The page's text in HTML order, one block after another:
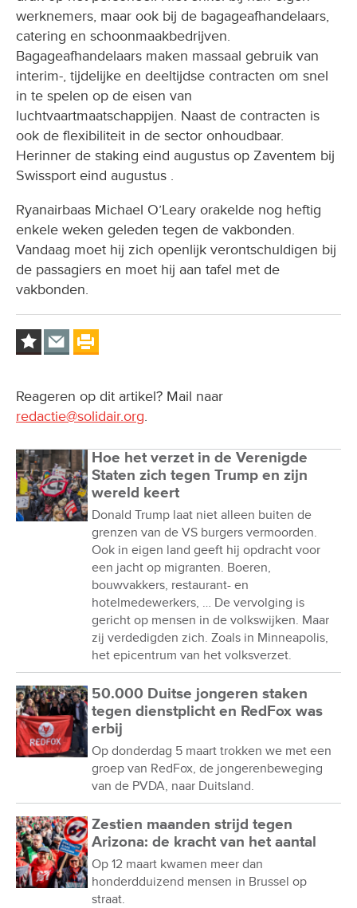
werknemers, maar ook bij de bagageafhandelaars,
catering en schoonmaakbedrijven.
Bagageafhandelaars maken massaal gebruik van
interim-, tijdelijke en deeltijdse contracten om snel
in te spelen op de eisen van
luchtvaartmaatschappijen. Naast de contracten is
ook de flexibiliteit in de sector onhoudbaar.
Herinner de staking eind augustus op Zaventem bij
Swissport eind augustus .
Ryanairbaas Michael O’Leary orakelde nog heftig
enkele weken geleden tegen de vakbonden.
Vandaag moet hij zich openlijk verontschuldigen bij
de passagiers en moet hij aan tafel met de
vakbonden.
Reageren op dit artikel? Mail naar
redactie@solidair.org.
Hoe het verzet in de Verenigde
Staten zich tegen Trump en zijn
wereld keert
Donald Trump laat niet alleen buiten de
grenzen van de VS burgers vermoorden.
Ook in eigen land geeft hij opdracht voor
een jacht op migranten. Boeren,
bouwvakkers, restaurant- en
hotelmedewerkers, … De vervolging is
gericht op mensen in de volkswijken. Maar
zij verdedigden zich. Zoals in Minneapolis,
het epicentrum van het volksverzet.
50.000 Duitse jongeren staken
tegen dienstplicht en RedFox was
erbij
Op donderdag 5 maart trokken we met een
groep van RedFox, de jongerenbeweging
van de PVDA, naar Duitsland.
Zestien maanden strijd tegen
Arizona: de kracht van het aantal
Op 12 maart kwamen meer dan
honderdduizend mensen in Brussel op
straat.